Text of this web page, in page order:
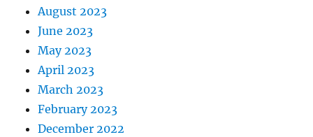
August 2023
June 2023
May 2023
April 2023
March 2023
February 2023
December 2022